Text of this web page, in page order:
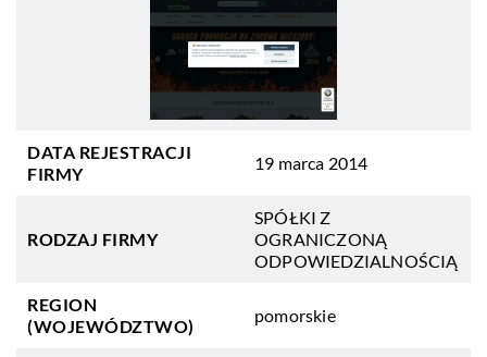
DATA REJESTRACJI
FIRMY
19 marca 2014
RODZAJ FIRMY
SPÓŁKI Z
OGRANICZONĄ
ODPOWIEDZIALNOŚCIĄ
REGION
(WOJEWÓDZTWO)
pomorskie